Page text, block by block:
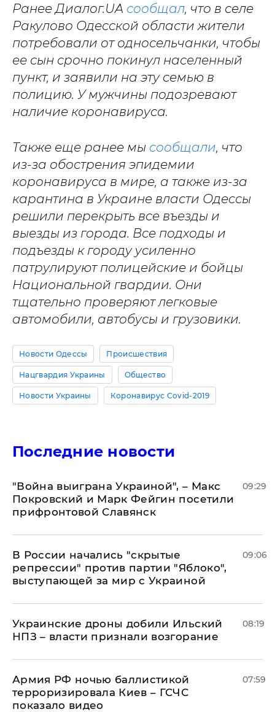
Ранее Диалог.UA сообщал, что в селе
Ракулово Одесской области жители
потребовали от односельчанки, чтобы
ее сын срочно покинул населенный
пункт, и заявили на эту семью в
полицию. У мужчины подозревают
наличие коронавируса.
Также еще ранее мы сообщали, что
из-за обострения эпидемии
коронавируса в мире, а также из-за
карантина в Украине власти Одессы
решили перекрыть все въезды и
выезды из города. Все подходы и
подъезды к городу усиленно
патрулируют полицейские и бойцы
Национальной гвардии. Они
тщательно проверяют легковые
автомобили, автобусы и грузовики.
Новости Одессы Происшествия
Нацгвардия Украины Общество
Новости Украины Коронавирус Covid-2019
Последние новости
"Война выиграна Украиной", – Макс
Покровский и Марк Фейгин посетили
прифронтовой Славянск
09:29
В России начались "скрытые
репрессии" против партии "Яблоко",
выступающей за мир с Украиной
09:06
Украинские дроны добили Ильский
НПЗ – власти признали возгорание
08:19
Армия РФ ночью баллистикой
терроризировала Киев – ГСЧС
показало видео
07:59